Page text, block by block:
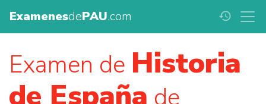
ExamenesdePAU.com history
Examen de Historia
de España de